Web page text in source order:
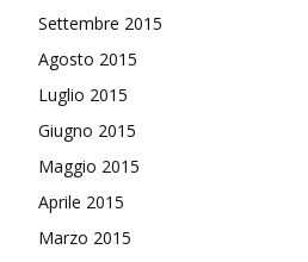
Settembre 2015
Agosto 2015
Luglio 2015
Giugno 2015
Maggio 2015
Aprile 2015
Marzo 2015